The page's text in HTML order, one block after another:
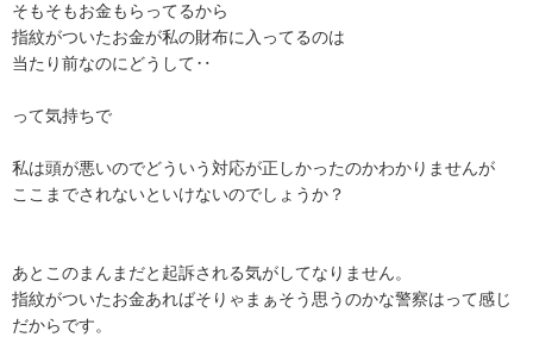
そもそもお金もらってるから
指紋がついたお金が私の財布に入ってるのは
当たり前なのにどうして‥
って気持ちで
私は頭が悪いのでどういう対応が正しかったのかわかりませんが
ここまでされないといけないのでしょうか？
あとこのまんまだと起訴される気がしてなりません。
指紋がついたお金あればそりゃまぁそう思うのかな警察はって感じ
だからです。